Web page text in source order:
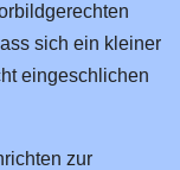
sich ein kleiner
eingeschlichen
zur